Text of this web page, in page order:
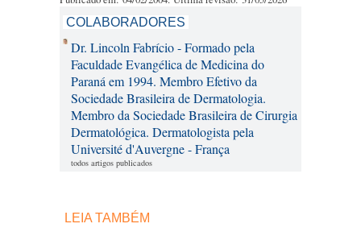
COLABORADORES
Dr. Lincoln Fabrício - Formado pela
Faculdade Evangélica de Medicina do
Paraná em 1994. Membro Efetivo da
Sociedade Brasileira de Dermatologia.
Membro da Sociedade Brasileira de Cirurgia
Dermatológica. Dermatologista pela
Université d'Auvergne - França
todos artigos publicados
LEIA TAMBÉM